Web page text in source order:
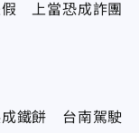
假 上當恐成詐團
成鐵餅 台南駕駛